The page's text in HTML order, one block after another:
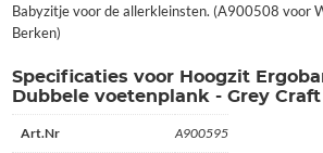
Babyzitje voor de allerkleinsten. (A900508 voor
Berken)
Specificaties voor Hoogzit
Dubbele voetenplank - Grey
Art.Nr A900595